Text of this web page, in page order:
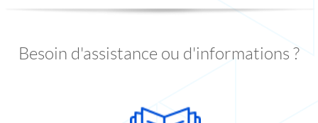
Besoin d'assistance ou d'informations ?